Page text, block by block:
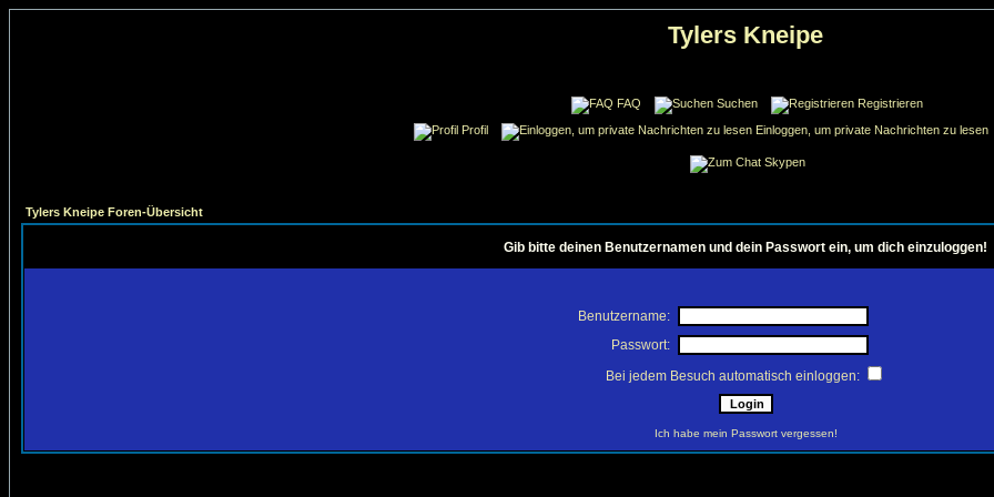
Tylers Kneipe
FAQ Suchen
Registrieren
Profil
Einloggen, um private Nachrichten zu lesen
Skypen
Tylers Kneipe Foren-Übersicht
Gib bitte deinen Benutzernamen und dein Passwort ein, um dich einzuloggen!
Benutzername:
Passwort:
Bei jedem Besuch automatisch einloggen:
Ich habe mein Passwort vergessen!